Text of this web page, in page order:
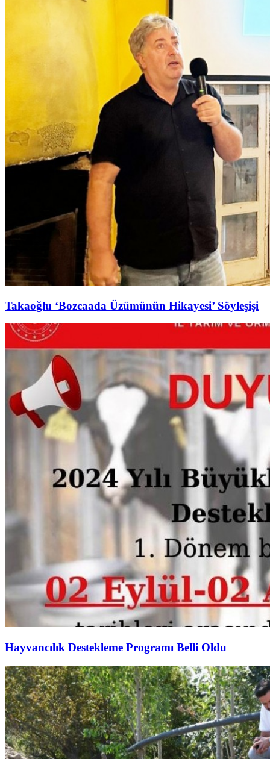
Takaoğlu ‘Bozcaada Üzümünün Hikayesi’ Söyleşişi
Hayvancılık Destekleme Programı Belli Oldu